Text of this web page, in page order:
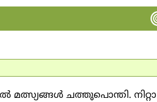
മത്സ്യങ്ങള്‍ ചത്തുപൊന്തി. നിറ്റാ